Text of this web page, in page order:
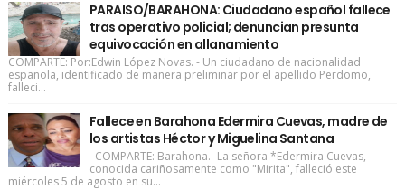
PARAISO/BARAHONA: Ciudadano español fallece
tras operativo policial; denuncian presunta
equivocación en allanamiento
COMPARTE: Por:Edwin López Novas. - Un ciudadano de nacionalidad
española, identificado de manera preliminar por el apellido Perdomo,
falleci...
Fallece en Barahona Edermira Cuevas, madre de
los artistas Héctor y Miguelina Santana
COMPARTE: Barahona.- La señora *Edermira Cuevas,
conocida cariñosamente como "Mirita", falleció este
miércoles 5 de agosto en su...